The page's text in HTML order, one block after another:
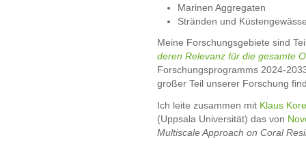
Marinen Aggregaten
Stränden und
Meine Forschungsgebiete sind
deren Relevanz für die gesamte
Forschungsprogramms 2024-
großer Teil unserer Forschung
Ich leite zusammen mit Klaus
(Uppsala Universität) das von
Multiscale Approach on Coral